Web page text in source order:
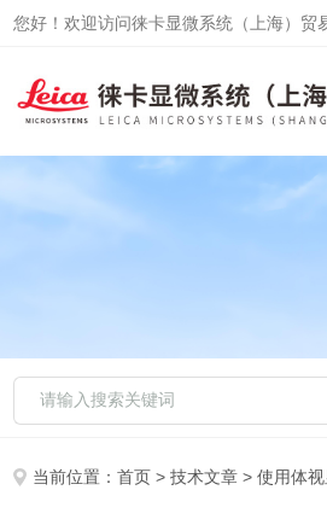
您好！欢迎访问徕卡显微系统（上海）贸
当前位置：首页 >技术文章 > 使用体视